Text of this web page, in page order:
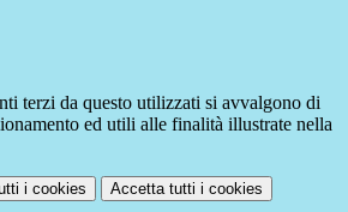
terzi da questo utilizzati si avvalgono di
ed utili alle finalità illustrate nella
i cookies Accetta tutti i cookies